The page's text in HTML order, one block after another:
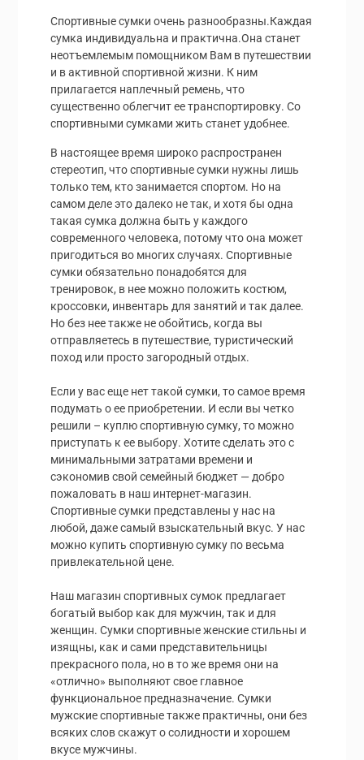
Спортивные сумки очень разнообразны.Каждая
сумка индивидуальна и практична.Она станет
неотъемлемым помощником Вам в путешествии
и в активной спортивной жизни. К ним
прилагается наплечный ремень, что
существенно облегчит ее транспортировку. Со
спортивными сумками жить станет удобнее.
В настоящее время широко распространен
стереотип, что спортивные сумки нужны лишь
только тем, кто занимается спортом. Но на
самом деле это далеко не так, и хотя бы одна
такая сумка должна быть у каждого
современного человека, потому что она может
пригодиться во многих случаях. Спортивные
сумки обязательно понадобятся для
тренировок, в нее можно положить костюм,
кроссовки, инвентарь для занятий и так далее.
Но без нее также не обойтись, когда вы
отправляетесь в путешествие, туристический
поход или просто загородный отдых.
Если у вас еще нет такой сумки, то самое время
подумать о ее приобретении. И если вы четко
решили – куплю спортивную сумку, то можно
приступать к ее выбору. Хотите сделать это с
минимальными затратами времени и
сэкономив свой семейный бюджет — добро
пожаловать в наш интернет-магазин.
Спортивные сумки представлены у нас на
любой, даже самый взыскательный вкус. У нас
можно купить спортивную сумку по весьма
привлекательной цене.
Наш магазин спортивных сумок предлагает
богатый выбор как для мужчин, так и для
женщин. Сумки спортивные женские стильны и
изящны, как и сами представительницы
прекрасного пола, но в то же время они на
«отлично» выполняют свое главное
функциональное предназначение. Сумки
мужские спортивные также практичны, они без
всяких слов скажут о солидности и хорошем
вкусе мужчины.